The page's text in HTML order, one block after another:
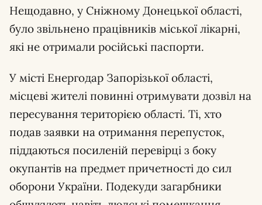
Нещодавно, у Сніжному Донецької області,
було звільнено працівників міської лікарні,
які не отримали російські паспорти.
У місті Енергодар Запорізької області,
місцеві жителі повинні отримувати дозвіл на
пересування територією області. Ті, хто
подав заявки на отримання перепусток,
піддаються посиленій перевірці з боку
окупантів на предмет причетності до сил
оборони України. Подекуди загарбники